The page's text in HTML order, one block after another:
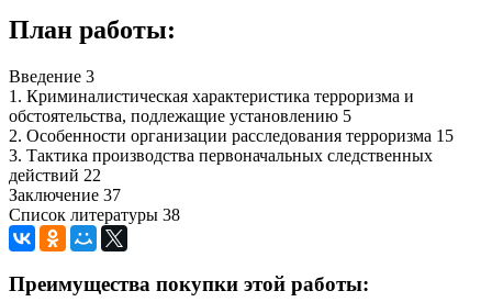
План работы:
Введение 3
1. Криминалистическая характеристика терроризма и
обстоятельства, подлежащие установлению 5
2. Особенности организации расследования терроризма 15
3. Тактика производства первоначальных следственных
действий 22
Заключение 37
Список литературы 38
Преимущества покупки этой работы: